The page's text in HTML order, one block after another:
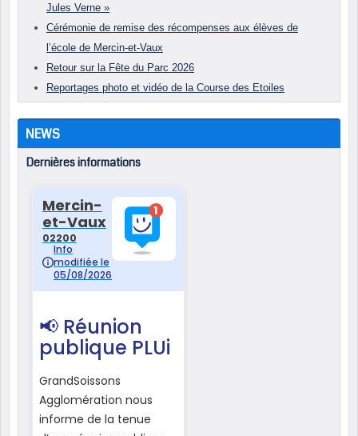
Jules Verne »
Cérémonie de remise des récompenses aux élèves de
l’école de Mercin-et-Vaux
Retour sur la Fête du Parc 2026
Reportages photo et vidéo de la Course des Etoiles
NEWS
Dernières informations